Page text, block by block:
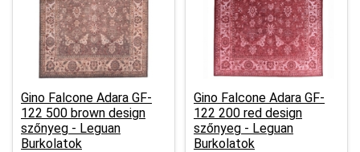
Gino Falcone Adara GF-
122 500 brown design
szőnyeg - Leguan
Burkolatok
Gino Falcone Adara GF-
122 200 red design
szőnyeg - Leguan
Burkolatok